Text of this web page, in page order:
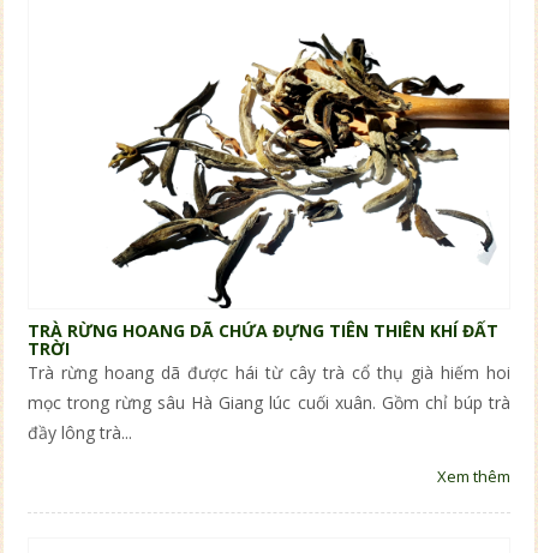
TRÀ RỪNG HOANG DÃ CHỨA ĐỰNG TIÊN THIÊN KHÍ ĐẤT
TRỜI
Trà rừng hoang dã được hái từ cây trà cổ thụ già hiếm hoi
mọc trong rừng sâu Hà Giang lúc cuối xuân. Gồm chỉ búp trà
đầy lông trà...
Xem thêm